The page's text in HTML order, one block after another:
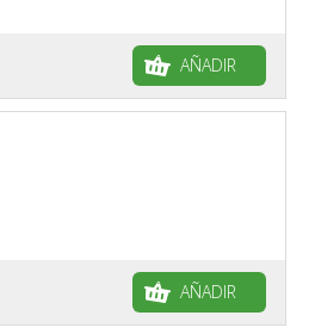
AÑADIR
AÑADIR